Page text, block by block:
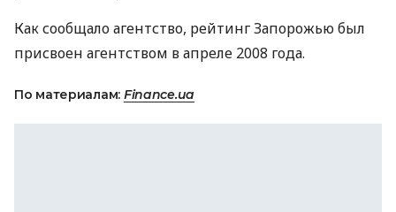
Как сообщало агентство, рейтинг Запорожью был
присвоен агентством в апреле 2008 года.
По материалам: Finance.ua